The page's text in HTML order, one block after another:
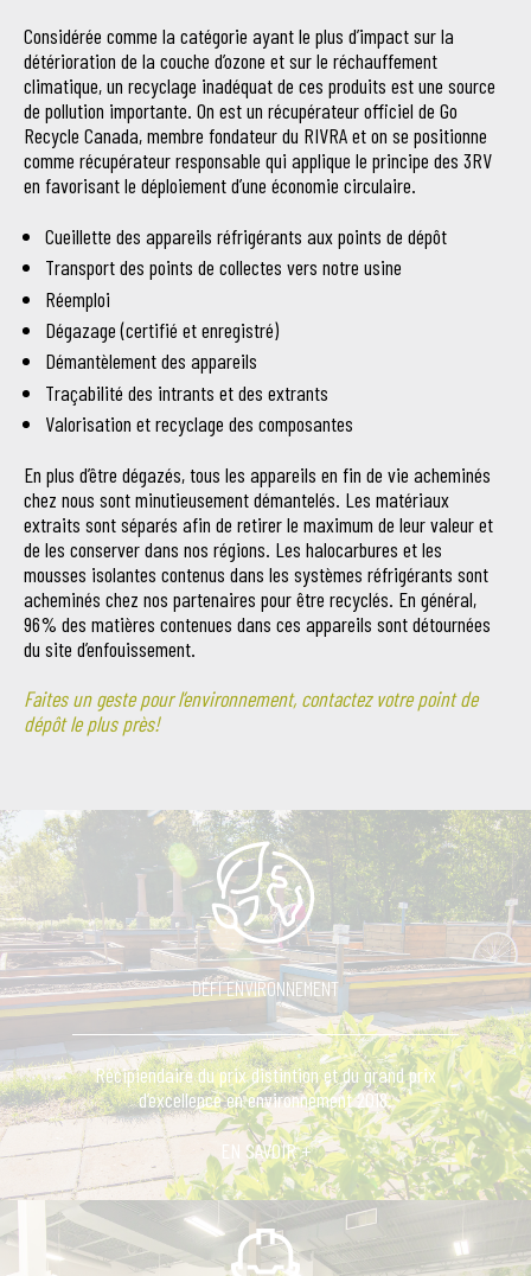
Considérée comme la catégorie ayant le plus d’impact sur la
détérioration de la couche d’ozone et sur le réchauffement
climatique, un recyclage inadéquat de ces produits est une source
de pollution importante. On est un récupérateur officiel de Go
Recycle Canada, membre fondateur du RIVRA et on se positionne
comme récupérateur responsable qui applique le principe des 3RV
en favorisant le déploiement d’une économie circulaire.
Cueillette des appareils réfrigérants aux points de dépôt
Transport des points de collectes vers notre usine
Réemploi
Dégazage (certifié et enregistré)
Démantèlement des appareils
Traçabilité des intrants et des extrants
Valorisation et recyclage des composantes
En plus d’être dégazés, tous les appareils en fin de vie acheminés
chez nous sont minutieusement démantelés. Les matériaux
extraits sont séparés afin de retirer le maximum de leur valeur et
de les conserver dans nos régions. Les halocarbures et les
mousses isolantes contenus dans les systèmes réfrigérants sont
acheminés chez nos partenaires pour être recyclés. En général,
96% des matières contenues dans ces appareils sont détournées
du site d’enfouissement.
Faites un geste pour l’environnement, contactez votre point de
dépôt le plus près!
DÉFI ENVIRONNEMENT
Récipiendaire du prix distintion et du grand prix
d’excellence en environnement 2018.
EN SAVOIR +